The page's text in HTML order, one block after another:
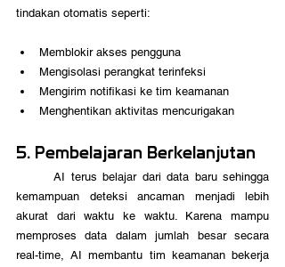
tindakan otomatis seperti:
Memblokir akses pengguna
Mengisolasi perangkat terinfeksi
Mengirim notifikasi ke tim keamanan
Menghentikan aktivitas mencurigakan
5. Pembelajaran Berkelanjutan
	AI terus belajar dari data baru sehingga
kemampuan deteksi ancaman menjadi lebih
akurat dari waktu ke waktu. Karena mampu
memproses data dalam jumlah besar secara
real-time, AI membantu tim keamanan bekerja